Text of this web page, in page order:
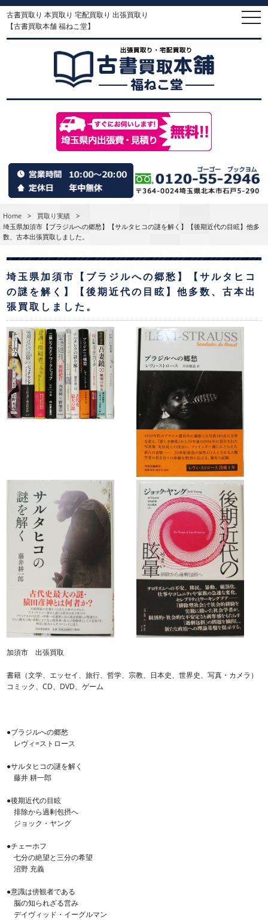
古書買取り 本買取り 宅配買取り 出張買取り
【古書買取本舗 福ねこ堂】
Home > 買取り実績
>
埼玉県加須市【ブラジルへの郷愁】【サルタヒコの謎を解く】【後期近代の目眩】他多
数、古本出張買取しました。
埼玉県加須市【ブラジルへの郷愁】【サルタヒコ
の謎を解く】【後期近代の目眩】他多数、古本出
張買取しました。
加須市 出張買取
書籍（文学、エッセイ、旅行、哲学、宗教、日本史、世界史、写真・カメラ）
コミック、CD、DVD、ゲーム
●ブラジルへの郷愁
レヴィ=ストロース
●サルタヒコの謎を解く
藤井 耕一郎
●後期近代の目眩
排除から過剰包摂へ
ジョック・ヤング
●チェーホフ
七分の絶望と三分の希望
沼野 充義
●意識は傍観者である
脳の知られざる営み
デイヴィッド・イーグルマン